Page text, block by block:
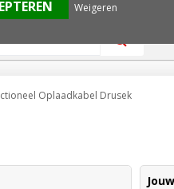
Oplaadkabel Drusek
Weigeren